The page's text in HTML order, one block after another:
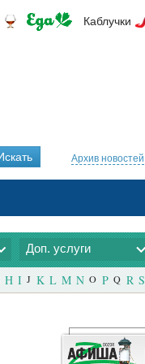
Каблучки
Архив новостей
Доп. услуги
H I J K L M N O P Q R S